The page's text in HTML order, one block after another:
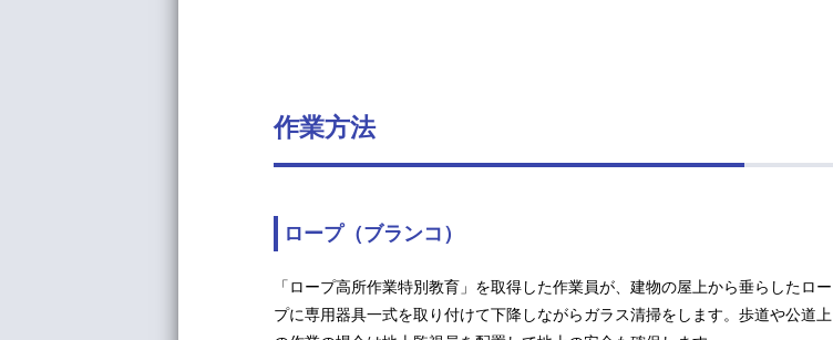
作業方法
ロープ（ブランコ）
「ロープ高所作業特別教育」を取得した作業員が、建物の屋上から垂らしたロー
プに専用器具一式を取り付けて下降しながらガラス清掃をします。歩道や公道上